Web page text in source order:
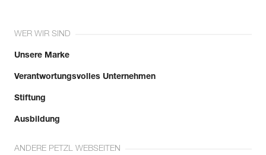
WER WIR SIND
Unsere Marke
Verantwortungsvolles Unternehmen
Stiftung
Ausbildung
ANDERE PETZL WEBSEITEN